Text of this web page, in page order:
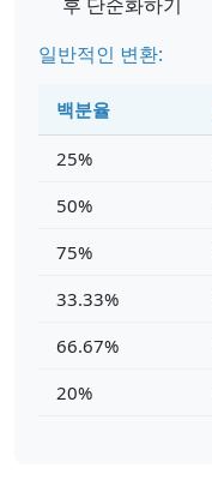
일반적인 변환:
백분율
25%
50%
75%
33.33%
66.67%
20%